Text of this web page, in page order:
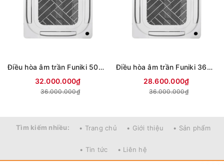
Điều hòa âm trần Funiki 50000BTU inverter CIC50MMC
32.000.000₫
36.000.000₫
Điều hòa âm trần Funiki 36000BTU inverter CIC36MMC
28.600.000₫
36.000.000₫
Tìm kiếm nhiều: • Trang chủ • Giới thiệu • Sản phẩm
• Tin tức • Liên hệ